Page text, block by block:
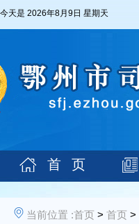
今天是 2026年8月9日 星期天
首 页
当前位置 :首页 > 首页 >